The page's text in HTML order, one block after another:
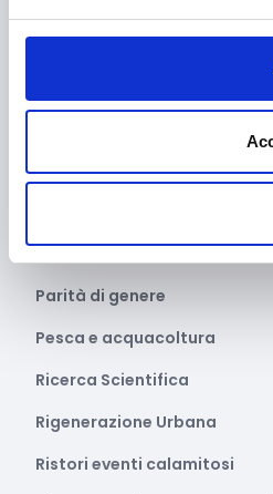
Marketing e comunicazione
Mobile e arredo
Parità di genere
Pesca e acquacoltura
Ricerca Scientifica
Rigenerazione Urbana
Ristori eventi calamitosi